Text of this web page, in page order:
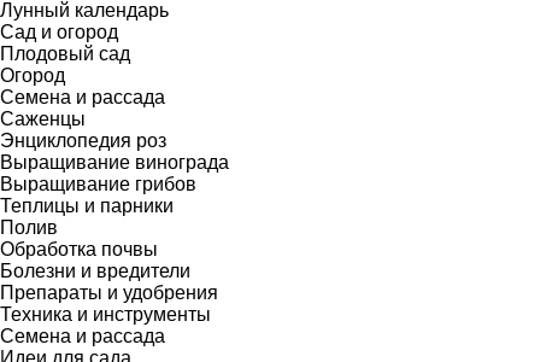
Лунный календарь
Сад и огород
Плодовый сад
Огород
Семена и рассада
Саженцы
Энциклопедия роз
Выращивание винограда
Выращивание грибов
Теплицы и парники
Полив
Обработка почвы
Болезни и вредители
Препараты и удобрения
Техника и инструменты
Семена и рассада
Идеи для сада